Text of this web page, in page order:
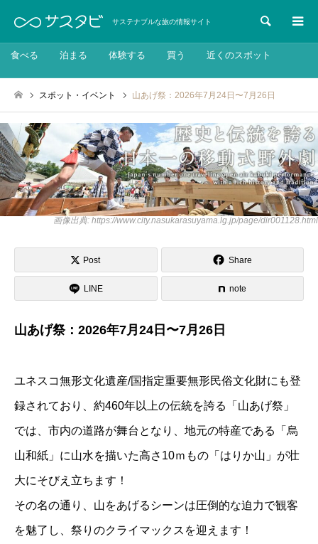
サステナブルな旅の情報サイト 検索
食べる 泊まる 体験する 買う 近くのスポット
スポット・イベント 山あげ祭：2026年7月24日〜7月26日
画像出典: https://www.city.nasukarasuyama.lg.jp/page/dir001128.html
Post Share
LINE note
山あげ祭：2026年7月24日〜7月26日
ユネスコ無形文化遺産/国指定重要無形民俗文化財にも登
録されており、約460年以上の伝統を誇る「山あげ祭」
では、市内の道路が舞台となり、地元の特産である「烏
山和紙」に山水を描いた高さ10ｍもの「はりか山」が壮
大にそびえ立ちます！
その名の通り、山をあげるシーンは圧倒的な迫力で観客
を魅了し、祭りのクライマックスを迎えます！